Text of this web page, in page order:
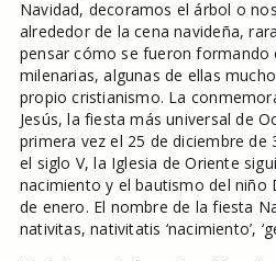
Navidad, decoramos el árbol o
alrededor de la cena navideña,
pensar cómo se fueron formando
milenarias, algunas de ellas
propio cristianismo. La
Jesús, la fiesta más universal de
primera vez el 25 de diciembre de
el siglo V, la Iglesia de Oriente
nacimiento y el bautismo del niño
de enero. El nombre de la fiesta
nativitas, nativitatis ‘nacimiento’,